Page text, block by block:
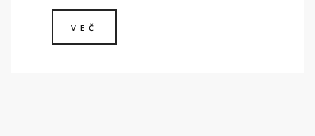
VEČ